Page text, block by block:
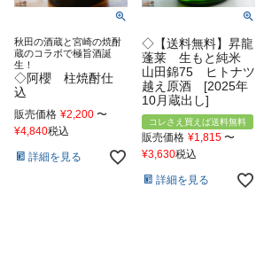
秋田の酒蔵と宮崎の焼酎
蔵のコラボで極旨酒誕
生！
◇阿櫻 柱焼酎仕
込
販売価格 ¥2,200 〜
¥4,840税込
詳細を見る
◇【送料無料】昇龍
蓬莱 生もと純米
山田錦75 ヒトナツ
越え原酒 [2025年
10月蔵出し]
コレさえ買えば送料無料
販売価格 ¥1,815 〜
¥3,630税込
詳細を見る